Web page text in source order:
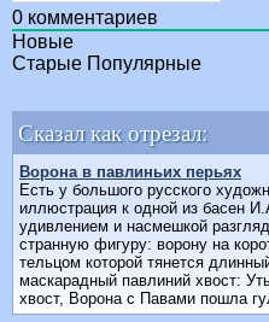
0 комментариев
Новые
Старые Популярные
Сказал как отрезал:
Ворона в павлиньих перьях
Есть у большого русского
иллюстрация к одной из басен
удивлением и насмешкой
странную фигуру: ворону на
тельцом которой тянется
маскарадный павлиний хвост:
хвост, Ворона с Павами пошла